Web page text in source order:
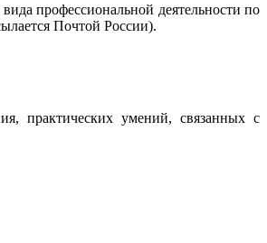
профессиональной деятельности по
Почтой России).
практических умений, связанных с